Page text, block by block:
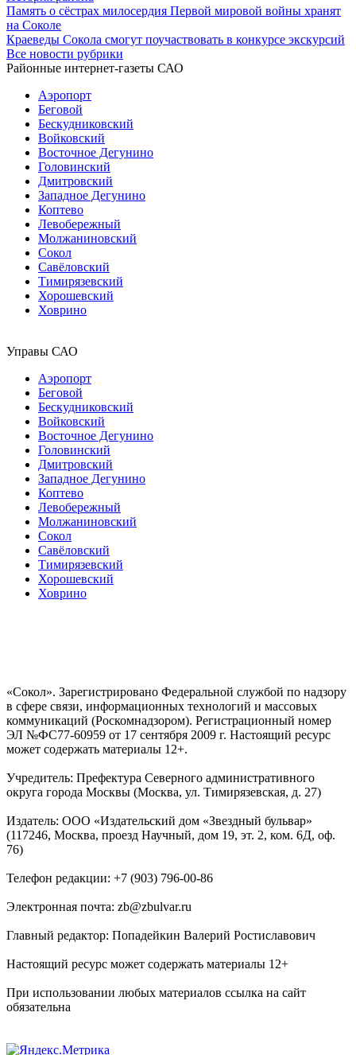
Память о сёстрах милосердия Первой мировой войны хранят
на Соколе
Краеведы Сокола смогут поучаствовать в конкурсе экскурсий
Все новости рубрики
Районные интернет-газеты САО
Аэропорт
Беговой
Бескудниковский
Войковский
Восточное Дегунино
Головинский
Дмитровский
Западное Дегунино
Коптево
Левобережный
Молжаниновский
Сокол
Савёловский
Тимирязевский
Хорошевский
Ховрино
Управы САО
Аэропорт
Беговой
Бескудниковский
Войковский
Восточное Дегунино
Головинский
Дмитровский
Западное Дегунино
Коптево
Левобережный
Молжаниновский
Сокол
Савёловский
Тимирязевский
Хорошевский
Ховрино
«Сокол». Зарегистрировано Федеральной службой по надзору
в сфере связи, информационных технологий и массовых
коммуникаций (Роскомнадзором). Регистрационный номер
ЭЛ №ФС77-60959 от 17 сентября 2009 г. Настоящий ресурс
может содержать материалы 12+.
Учредитель: Префектура Северного административного
округа города Москвы (Москва, ул. Тимирязевская, д. 27)
Издатель: ООО «Издательский дом «Звездный бульвар»
(117246, Москва, проезд Научный, дом 19, эт. 2, ком. 6Д, оф.
76)
Телефон редакции: +7 (903) 796-00-86
Электронная почта: zb@zbulvar.ru
Главный редактор: Попадейкин Валерий Ростиславович
Настоящий ресурс может содержать материалы 12+
При использовании любых материалов ссылка на сайт
обязательна